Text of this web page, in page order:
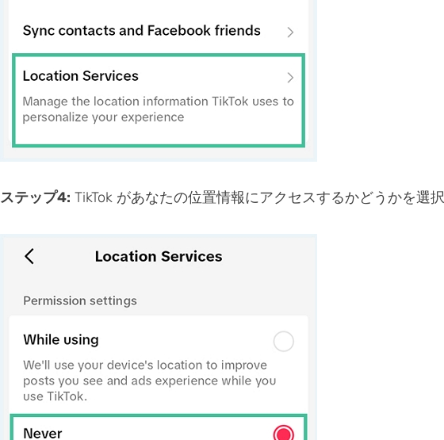
ステップ4: TikTok があなたの位置情報にアクセスするかどうかを選択